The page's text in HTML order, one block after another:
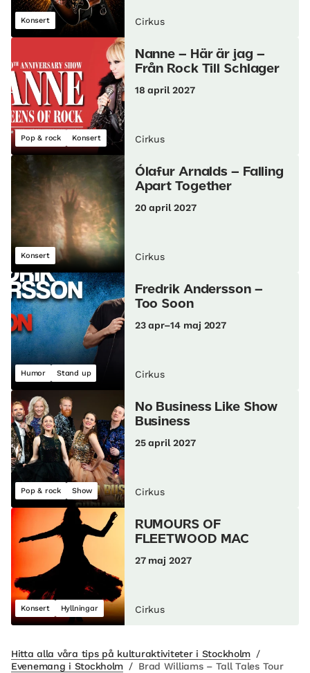
Konsert Cirkus
Pop & rock Konsert
Nanne – Här är jag –
Från Rock Till Schlager
18 april 2027
Cirkus
Konsert
Ólafur Arnalds – Falling
Apart Together
20 april 2027
Cirkus
Humor Stand up
Fredrik Andersson –
Too Soon
23 apr–14 maj 2027
Cirkus
Pop & rock Show
No Business Like Show
Business
25 april 2027
Cirkus
Konsert Hyllningar
RUMOURS OF
FLEETWOOD MAC
27 maj 2027
Cirkus
Hitta alla våra tips på kulturaktiviteter i Stockholm /
Evenemang i Stockholm / Brad Williams – Tall Tales Tour